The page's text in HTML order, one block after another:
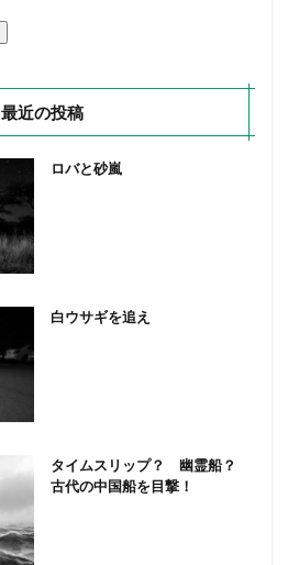
最近の投稿
ロバと砂嵐
白ウサギを追え
タイムスリップ？ 幽霊船？
古代の中国船を目撃！